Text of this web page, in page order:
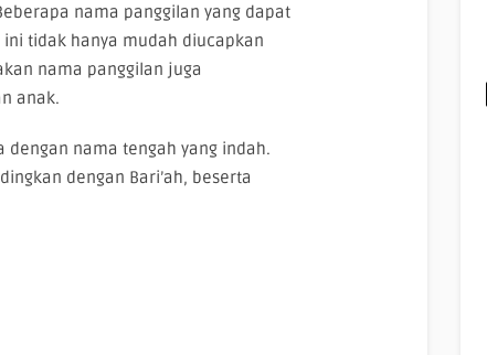
nama panggilan yang dapat
tidak hanya mudah diucapkan
nama panggilan juga
anak.
nama tengah yang indah.
dengan Bari’ah, beserta